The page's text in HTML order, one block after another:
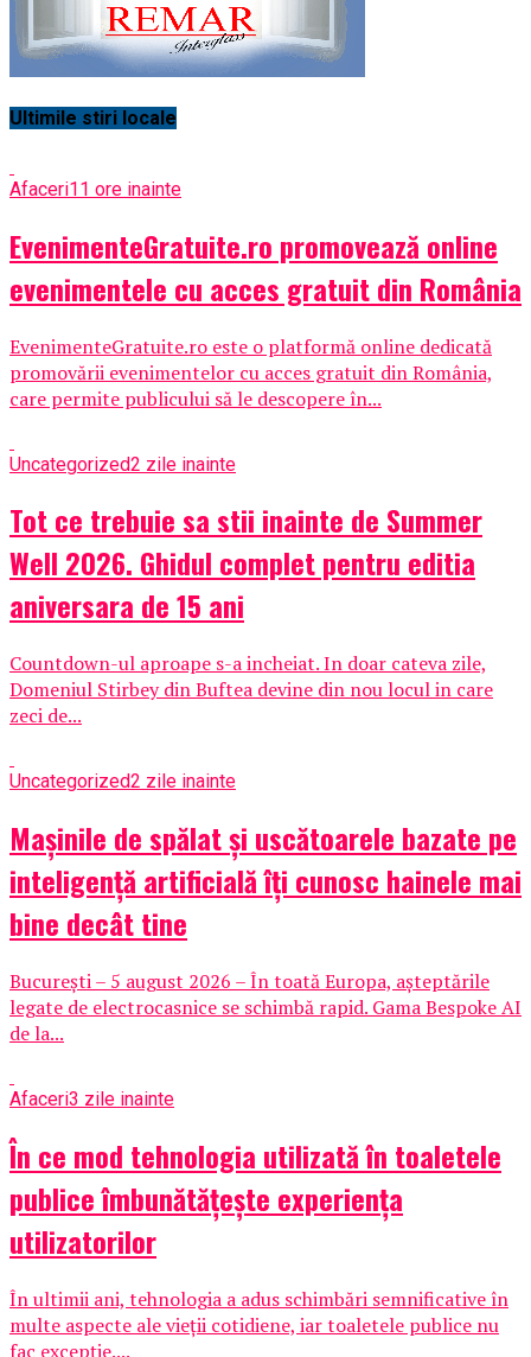
Ultimile stiri locale
Afaceri11 ore inainte
EvenimenteGratuite.ro promovează online
evenimentele cu acces gratuit din România
EvenimenteGratuite.ro este o platformă online dedicată
promovării evenimentelor cu acces gratuit din România,
care permite publicului să le descopere în...
Uncategorized2 zile inainte
Tot ce trebuie sa stii inainte de Summer
Well 2026. Ghidul complet pentru editia
aniversara de 15 ani
Countdown-ul aproape s-a incheiat. In doar cateva zile,
Domeniul Stirbey din Buftea devine din nou locul in care
zeci de...
Uncategorized2 zile inainte
Mașinile de spălat și uscătoarele bazate pe
inteligență artificială îți cunosc hainele mai
bine decât tine
București – 5 august 2026 – În toată Europa, așteptările
legate de electrocasnice se schimbă rapid. Gama Bespoke AI
de la...
Afaceri3 zile inainte
În ce mod tehnologia utilizată în toaletele
publice îmbunătățește experiența
utilizatorilor
În ultimii ani, tehnologia a adus schimbări semnificative în
multe aspecte ale vieții cotidiene, iar toaletele publice nu
fac excepție....